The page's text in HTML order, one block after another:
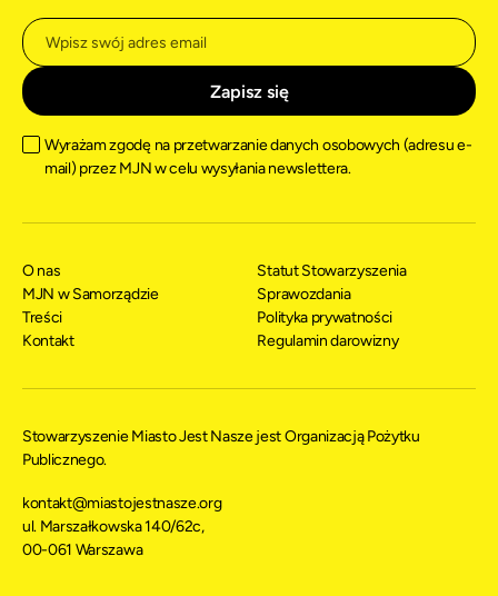
Wyrażam zgodę na przetwarzanie danych osobowych (adresu e-
mail) przez MJN w celu wysyłania newslettera.
Stowarzyszenie Miasto Jest Nasze jest Organizacją Pożytku
Publicznego.
kontakt@miastojestnasze.org
ul. Marszałkowska 140/62c,
00-061 Warszawa
O nas
MJN w Samorządzie
Treści
Kontakt
Statut Stowarzyszenia
Sprawozdania
Polityka prywatności
Regulamin darowizny